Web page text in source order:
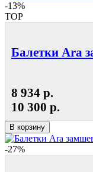
-13%
TOP
Балетки Ara
8 934 р.
10 300 р.
В корзину
-27%